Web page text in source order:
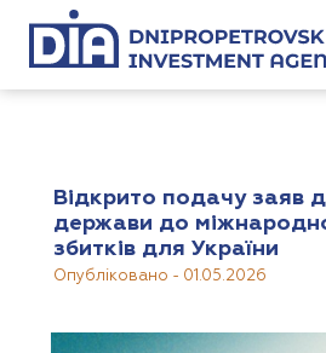
Відкрито подачу заяв
держави до
збитків для України
Опубліковано - 01.05.2026